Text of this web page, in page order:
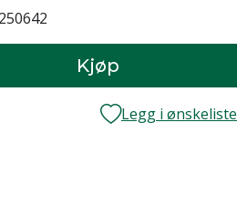
Kjøp
Legg i ønskeliste